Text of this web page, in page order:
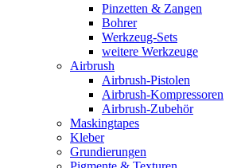
Pinzetten & Zangen
Bohrer
Werkzeug-Sets
weitere Werkzeuge
Airbrush
Airbrush-Pistolen
Airbrush-Kompressoren
Airbrush-Zubehör
Maskingtapes
Kleber
Grundierungen